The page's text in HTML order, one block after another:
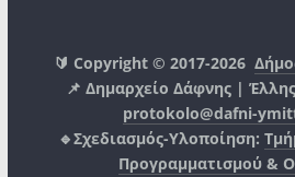
🔰 Copyright © 2017-2026
📌 Δημαρχείο Δάφνης |
protokolo@dafni-
🔹Σχεδιασμός-Υλοποίηση:
Προγραμματισμού &